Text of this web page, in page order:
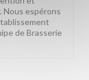
Nous espérons
de Brasserie